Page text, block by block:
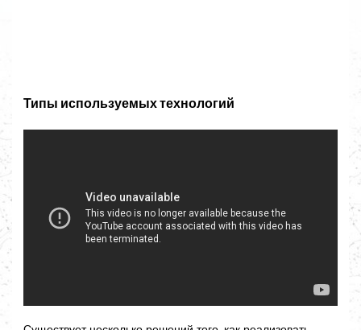
Типы используемых технологий